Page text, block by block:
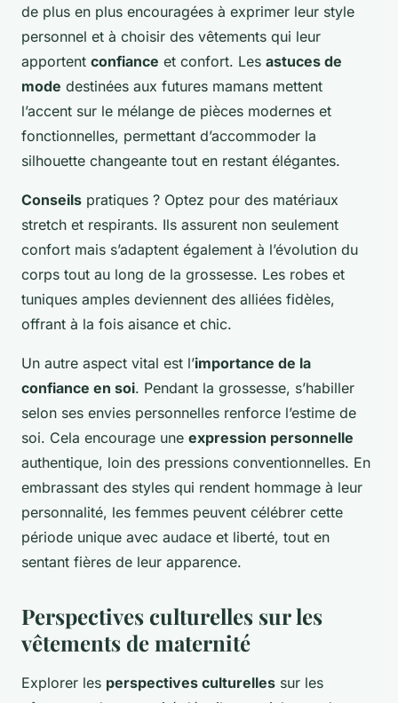
de plus en plus encouragées à exprimer leur style
personnel et à choisir des vêtements qui leur
apportent confiance et confort. Les astuces de
mode destinées aux futures mamans mettent
l’accent sur le mélange de pièces modernes et
fonctionnelles, permettant d’accommoder la
silhouette changeante tout en restant élégantes.
Conseils pratiques ? Optez pour des matériaux
stretch et respirants. Ils assurent non seulement
confort mais s’adaptent également à l’évolution du
corps tout au long de la grossesse. Les robes et
tuniques amples deviennent des alliées fidèles,
offrant à la fois aisance et chic.
Un autre aspect vital est l’importance de la
confiance en soi. Pendant la grossesse, s’habiller
selon ses envies personnelles renforce l’estime de
soi. Cela encourage une expression personnelle
authentique, loin des pressions conventionnelles. En
embrassant des styles qui rendent hommage à leur
personnalité, les femmes peuvent célébrer cette
période unique avec audace et liberté, tout en
sentant fières de leur apparence.
Perspectives culturelles sur les
vêtements de maternité
Explorer les perspectives culturelles sur les